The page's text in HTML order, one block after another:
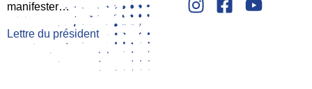
manifester…
Lettre du président